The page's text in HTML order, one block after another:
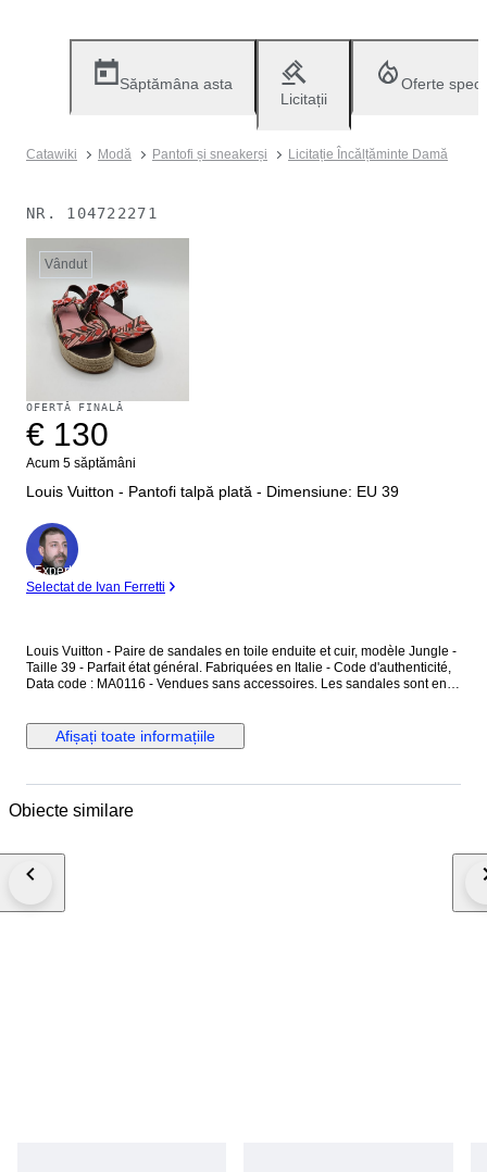
Săptămâna asta
Licitații
Oferte
Catawiki Modă Pantofi și sneakerși Licitație Încălțăminte Damă
NR. 104722271
Vândut
OFERTĂ FINALĂ
€ 130
Acum 5 săptămâni
Louis Vuitton - Pantofi talpă plată - Dimensiune: EU 39
Expert
Selectat de Ivan Ferretti
Louis Vuitton - Paire de sandales en toile enduite et cuir, modèle Jungle -
Taille 39 - Parfait état général. Fabriquées en Italie - Code d'authenticité,
Data code : MA0116 - Vendues sans accessoires. Les sandales sont en
rose uni - Les sandales se ferment avec une boucle en métal argenté.
Dimensions : Hauteur totale au talon 9,3 cm - Largeur à plat 10 cm -
cm - Hauteur du talon 3,4 cm. Les sandales sont en parfait état général,
Afișați toate informațiile
Obiecte similare